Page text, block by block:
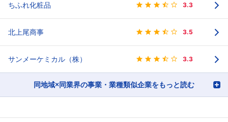
ちふれ化粧品 3.3
北上尾商事 3.5
サンメーケミカル（株） 3.3
同地域×同業界の事業・業種類似企業をもっと読む